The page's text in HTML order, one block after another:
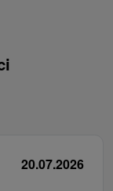
20.07.2026